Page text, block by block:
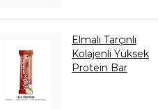
Elmalı Tarçınlı
Kolajenli Yüksek
Protein Bar